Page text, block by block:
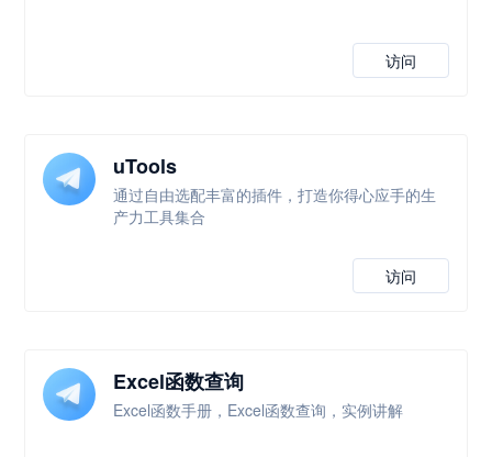
访问
uTools
通过自由选配丰富的插件，打造你得心应手的生
产力工具集合
访问
Excel函数查询
Excel函数手册，Excel函数查询，实例讲解